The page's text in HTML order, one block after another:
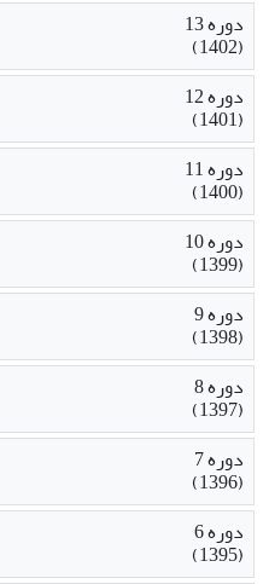
دوره 13
(1402)
دوره 12
(1401)
دوره 11
(1400)
دوره 10
(1399)
دوره 9
(1398)
دوره 8
(1397)
دوره 7
(1396)
دوره 6
(1395)